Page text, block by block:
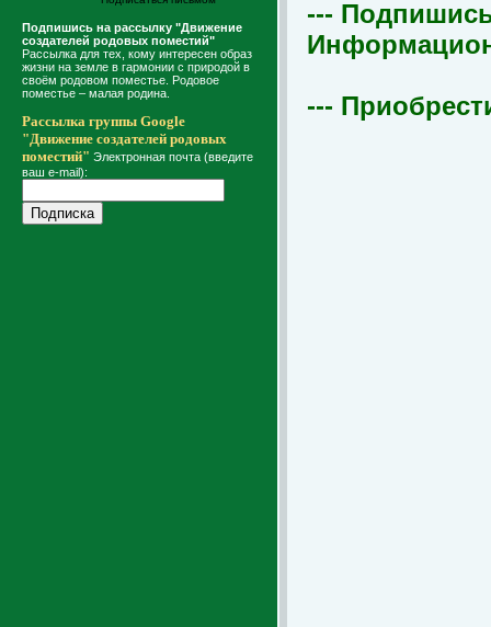
Подпишись на рассылку "Движение
создателей родовых поместий"
Рассылка для тех, кому интересен образ
жизни на земле в гармонии с природой в
своём родовом поместье. Родовое
поместье – малая родина.
Рассылка группы Google
"Движение создателей родовых
поместий" Электронная почта (введите
ваш e-mail):
---
---